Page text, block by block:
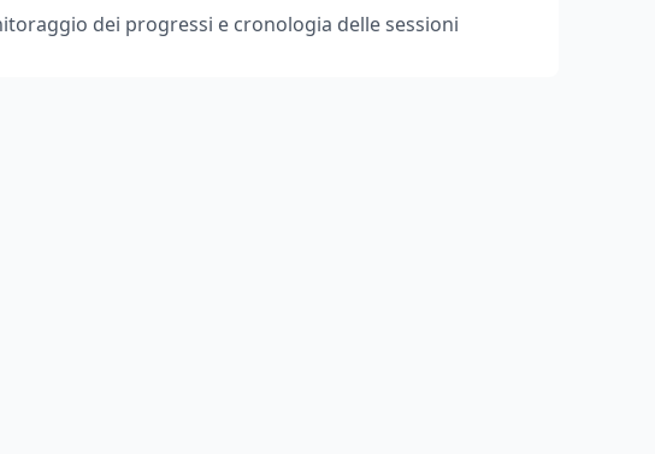
dei progressi e cronologia delle sessioni